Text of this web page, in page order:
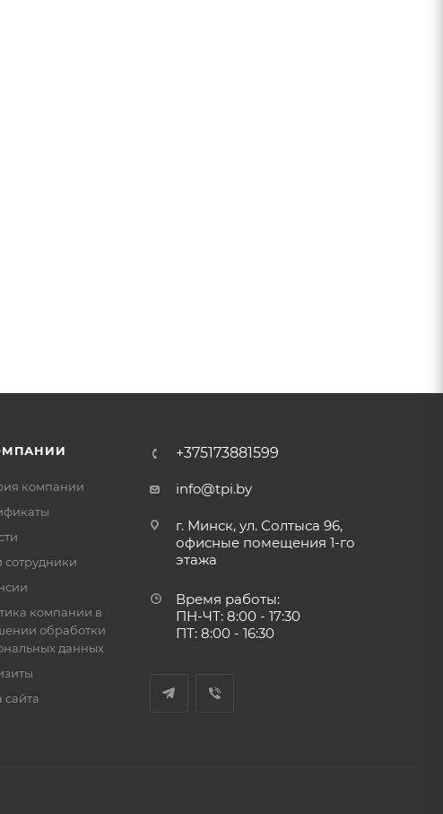
компании
компании в
обработки
данных
сайта
+375173881599
info@tpi.by
г. Минск, ул. Солтыса 96,
офисные помещения 1-го
этажа
Время работы:
ПН-ЧТ: 8:00 - 17:30
ПТ: 8:00 - 16:30